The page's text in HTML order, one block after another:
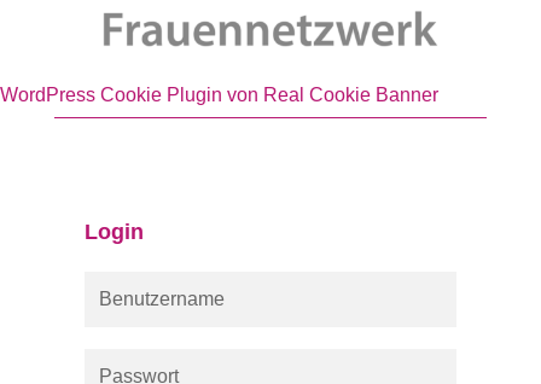
Login
WordPress Cookie Plugin von Real Cookie Banner